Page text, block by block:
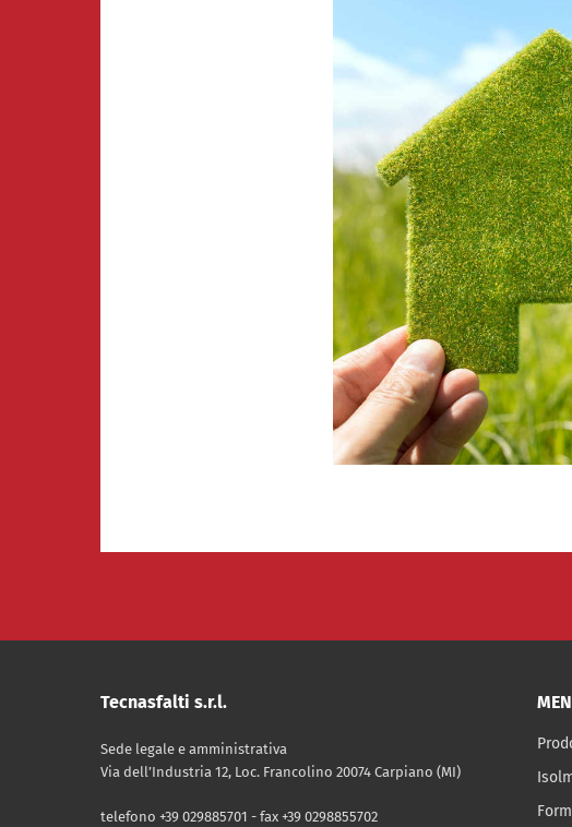
Tecnasfalti s.r.l.
Sede legale e amministrativa
Via dell’Industria 12, Loc. Francolino 20074 Carpiano (MI)
telefono +39 029885701 - fax +39 0298855702